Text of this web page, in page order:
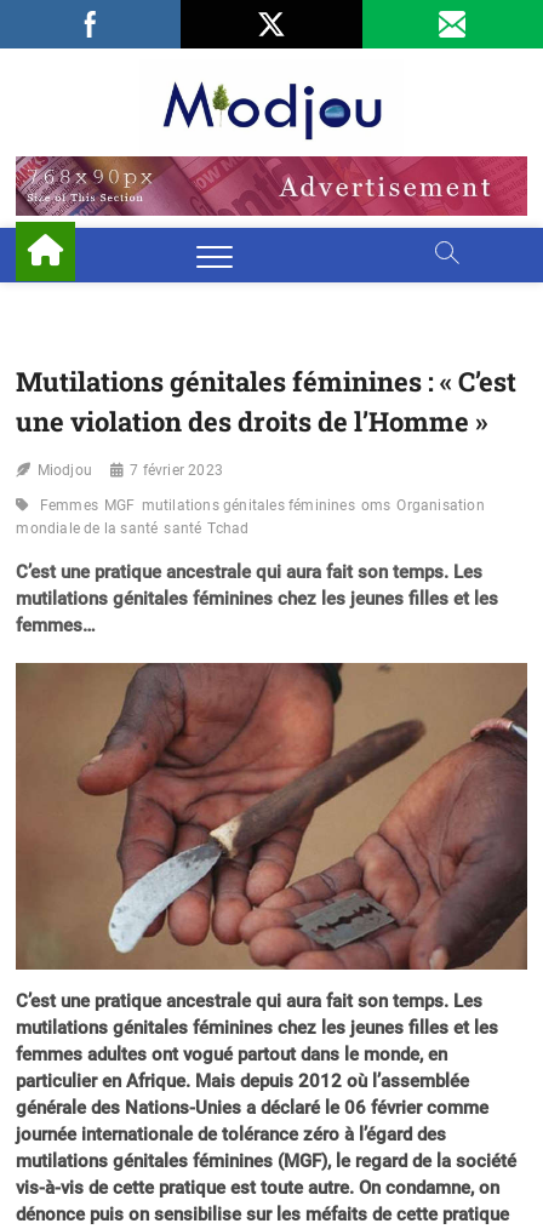
Facebook
LinkedIn
Mutilations génitales féminines : « C’est
une violation des droits de l’Homme »
Miodjou 7 février 2023
Femmes MGF mutilations génitales féminines oms Organisation
mondiale de la santé santé Tchad
C’est une pratique ancestrale qui aura fait son temps. Les
mutilations génitales féminines chez les jeunes filles et les
femmes…
C’est une pratique ancestrale qui aura fait son temps. Les
mutilations génitales féminines chez les jeunes filles et les
femmes adultes ont vogué partout dans le monde, en
particulier en Afrique. Mais depuis 2012 où l’assemblée
générale des Nations-Unies a déclaré le 06 février comme
journée internationale de tolérance zéro à l’égard des
mutilations génitales féminines (MGF), le regard de la société
vis-à-vis de cette pratique est toute autre. On condamne, on
dénonce puis on sensibilise sur les méfaits de cette pratique